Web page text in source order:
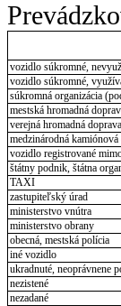
vozidlo súkromné,
vozidlo súkromné,
súkromná organizácia
mestská hromadná
verejná hromadná doprava
medzinárodná kamiónová
vozidlo registrované
štátny podnik, štátna
TAXI
zastupiteľský úrad
ministerstvo vnútra
ministerstvo obrany
obecná, mestská polícia
iné vozidlo
ukradnuté, neoprávnene
nezistené
nezadané